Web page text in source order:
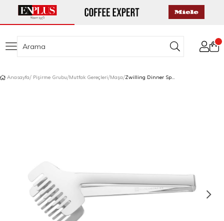
Anasayfa Pişirme Grubu Mutfak Gereçleri Maşa Zwilling Dinner Spagetti Maşası